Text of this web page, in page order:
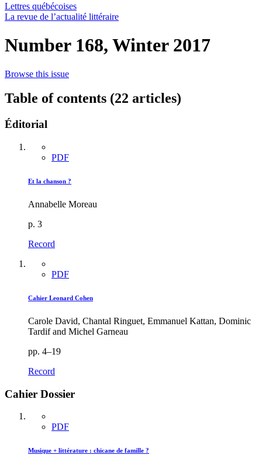
Lettres québécoises
La revue de l’actualité littéraire
Number 168, Winter 2017
Browse this issue
Table of contents (22 articles)
Éditorial
PDF
Et la chanson ?
Annabelle Moreau
p. 3
Record
PDF
Cahier Leonard Cohen
Carole David, Chantal Ringuet, Emmanuel Kattan, Dominic
Tardif and Michel Garneau
pp. 4–19
Record
Cahier Dossier
PDF
Musique + littérature : chicane de famille ?